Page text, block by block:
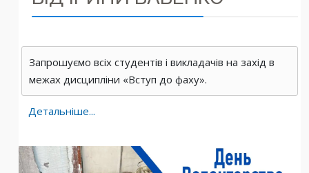
Запрошуємо всіх студентів і викладачів на захід в
межах дисципліни «Вступ до фаху».
Детальніше...